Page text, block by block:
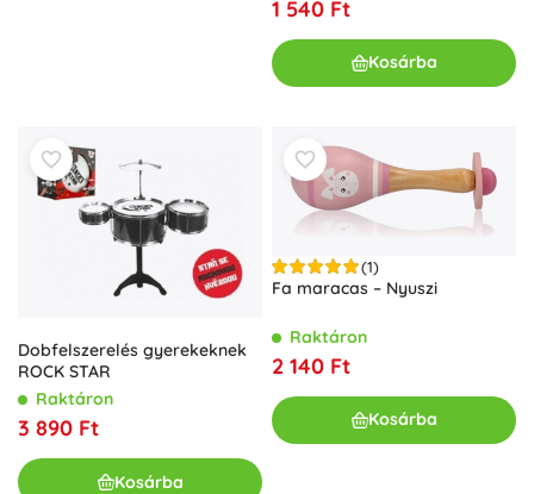
1 540 Ft
Kosárba
Dobfelszerelés gyerekeknek
ROCK STAR
Raktáron
3 890 Ft
Kosárba
(1)
Fa maracas – Nyuszi
Raktáron
2 140 Ft
Kosárba